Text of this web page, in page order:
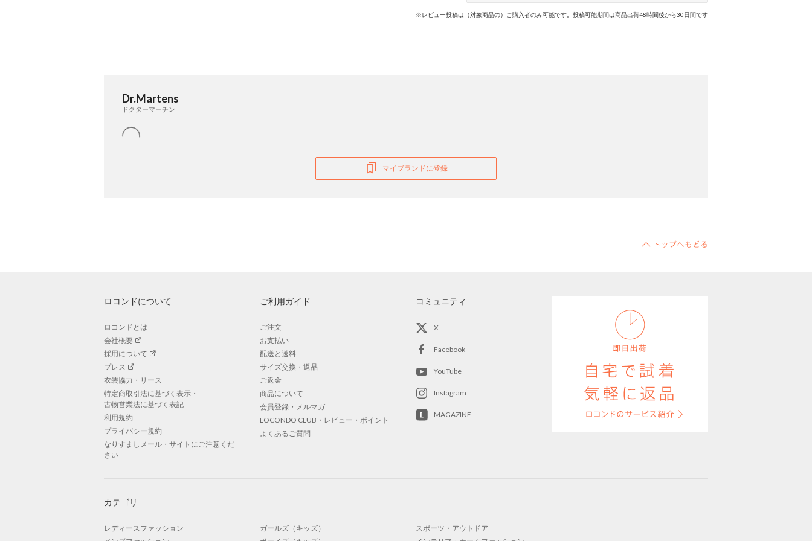
※レビュー投稿は（対象商品の）ご購入者のみ可能です。投稿可能期間は商品出荷48時間後から30日間です
Dr.Martens
ドクターマーチン
マイブランドに登録
ロコンドについて
ロコンドとは
会社概要
採用について
プレス
衣装協力・リース
特定商取引法に基づく表示・
古物営業法に基づく表記
利用規約
プライバシー規約
なりすましメール・サイトにご注意くだ
さい
ご利用ガイド
ご注文
お支払い
配送と送料
サイズ交換・返品
ご返金
商品について
会員登録・メルマガ
LOCONDO CLUB・レビュー・ポイント
よくあるご質問
コミュニティ
X
Facebook
YouTube
Instagram
MAGAZINE
カテゴリ
レディースファッション
ガールズ（キッズ）
スポーツ・アウトドア